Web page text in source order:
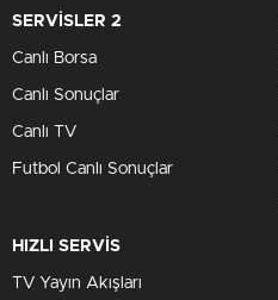
SERVİSLER 2
Canlı Borsa
Canlı Sonuçlar
Canlı TV
Futbol Canlı Sonuçlar
HIZLI SERVİS
TV Yayın Akışları